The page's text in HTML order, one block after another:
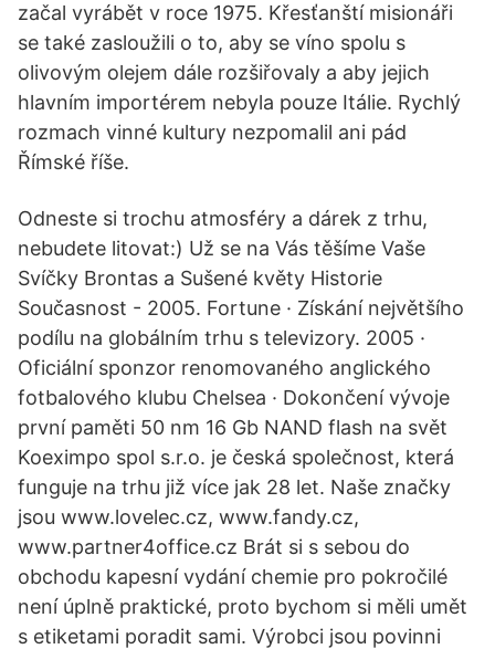
začal vyrábět v roce 1975. Křesťanští misionáři
se také zasloužili o to, aby se víno spolu s
olivovým olejem dále rozšiřovaly a aby jejich
hlavním importérem nebyla pouze Itálie. Rychlý
rozmach vinné kultury nezpomalil ani pád
Římské říše.
Odneste si trochu atmosféry a dárek z trhu,
nebudete litovat:) Už se na Vás těšíme Vaše
Svíčky Brontas a Sušené květy Historie
Současnost - 2005. Fortune · Získání největšího
podílu na globálním trhu s televizory. 2005 ·
Oficiální sponzor renomovaného anglického
fotbalového klubu Chelsea · Dokončení vývoje
první paměti 50 nm 16 Gb NAND flash na svět
Koeximpo spol s.r.o. je česká společnost, která
funguje na trhu již více jak 28 let. Naše značky
jsou www.lovelec.cz, www.fandy.cz,
www.partner4office.cz Brát si s sebou do
obchodu kapesní vydání chemie pro pokročilé
není úplně praktické, proto bychom si měli umět
s etiketami poradit sami. Výrobci jsou povinni